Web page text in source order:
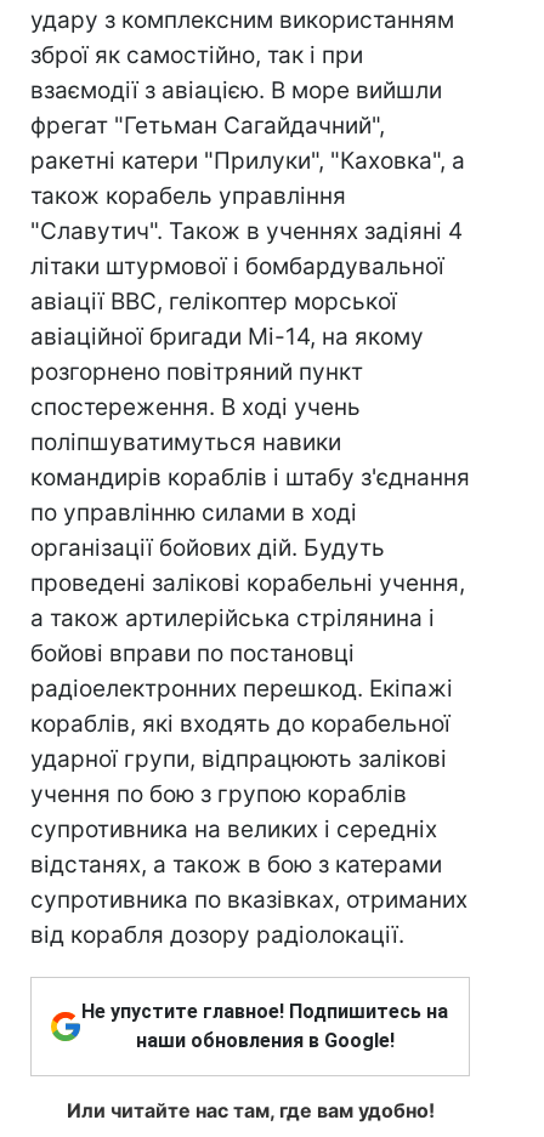
удару з комплексним використанням
зброї як самостійно, так і при
взаємодії з авіацією. В море вийшли
фрегат "Гетьман Сагайдачний",
ракетні катери "Прилуки", "Каховка", а
також корабель управління
"Славутич". Також в ученнях задіяні 4
літаки штурмової і бомбардувальної
авіації ВВС, гелікоптер морської
авіаційної бригади Мі-14, на якому
розгорнено повітряний пункт
спостереження. В ході учень
поліпшуватимуться навики
командирів кораблів і штабу з'єднання
по управлінню силами в ході
організації бойових дій. Будуть
проведені залікові корабельні учення,
а також артилерійська стрілянина і
бойові вправи по постановці
радіоелектронних перешкод. Екіпажі
кораблів, які входять до корабельної
ударної групи, відпрацюють залікові
учення по бою з групою кораблів
супротивника на великих і середніх
відстанях, а також в бою з катерами
супротивника по вказівках, отриманих
від корабля дозору радіолокації.
Не упустите главное! Подпишитесь на
наши обновления в Google!
Или читайте нас там, где вам удобно!